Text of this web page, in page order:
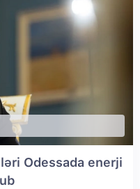
Odessada enerji